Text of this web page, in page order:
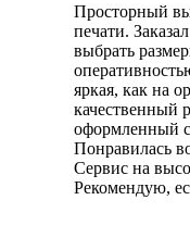
Просторный
печати.
выбрать
яркая, как на
качественный
оформленный
Понравилась
Сервис на
Рекомендую,